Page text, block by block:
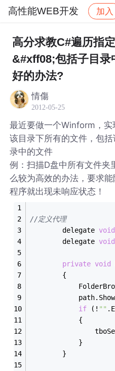
高性能WEB开发 加入
社区 高性能WEB开发
高分求教C#遍历指
&#xff08;包括子目
好的办法?
情傷
2012-05-25
最近要做一个Winform，
该目录下所有的文件，包
录中的文件
例：扫描D盘中所有文件夹
么较为高效的办法，要求
程序就出现未响应状态！
//定义代理
delegate void
delegate void
private void
        {
if (! ""
            {
            }
        }